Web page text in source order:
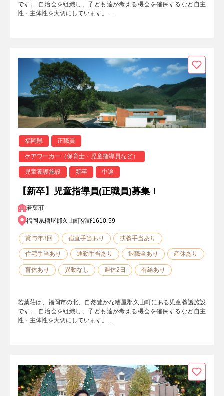
です。 自治会を組織し、子ども達が考える機会を確保するなど自主
性・主体性を大切にしています。 …
福岡県 正職員
ケアワーカー（保育士・児童指導員など）
児童養護施設 新卒 中途
【新卒】児童指導員(正職員)募集！
若葉荘
福岡県糟屋郡久山町猪野1610-59
賞与年3回 宿直手当あり 扶養手当あり
住宅手当あり 通勤手当あり 退職金あり 産休あり
育休あり 異動なし 週休2日 有給あり
若葉荘は、福岡市の北、自然豊かな糟屋郡久山町にある児童養護施設
です。 自治会を組織し、子ども達が考える機会を確保するなど自主
性・主体性を大切にしています。 …